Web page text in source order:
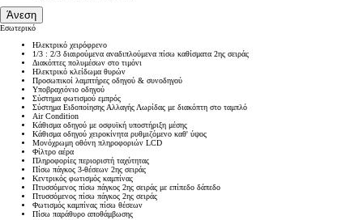
Άνεση
Εσωτερικό
Ηλεκτρικό χειρόφρενο
1/3 : 2/3 διαιρούμενα αναδιπλούμενα πίσω καθίσματα 2ης σειράς
Διακόπτες πολυμέσων στο τιμόνι
Ηλεκτρικό κλείδωμα θυρών
Προσωπικοί λαμπτήρες οδηγού & συνοδηγού
Υποβραχιόνιο οδηγού
Σύστημα φωτισμού εμπρός
Σύστημα Ειδοποίησης Αλλαγής Λωρίδας με διακόπτη στο ταμπλό
Air Condition
Κάθισμα οδηγού με οσφυϊκή υποστήριξη μέσης
Κάθισμα οδηγού χειροκίνητα ρυθμιζόμενο καθ' ύψος
Μονόχρωμη οθόνη πληροφοριών LCD
Φίλτρο αέρα
Πληροφορίες περιοριστή ταχύτητας
Πίσω πάγκος 3-θέσεων 2ης σειράς
Κεντρικός φωτισμός καμπίνας
Πτυσσόμενος πίσω πάγκος 2ης σειράς με επίπεδο δάπεδο
Πτυσσόμενος πίσω πάγκος 2ης σειράς
Φωτισμός καμπίνας πίσω θέσεων
Πίσω παράθυρο αποθάμβωσης